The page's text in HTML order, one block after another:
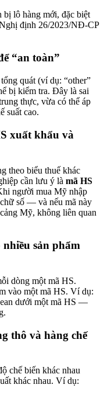
lô hàng mới, đặc biệt
định 26/2023/NĐ-CP
“an toàn”
quát (ví dụ: “other”
bị kiểm tra. Đây là sai
thực, vừa có thể áp
suất cao.
xuất khẩu và
theo biểu thuế khác
cần lưu ý là mã HS
người mua Mỹ nhập
số — và nếu mã này
Mỹ, không liên quan
sản phẩm
dòng một mã HS.
vào một mã HS. Ví dụ:
dưới một mã HS —
thô và hàng chế
chế biến khác nhau
khác nhau. Ví dụ: